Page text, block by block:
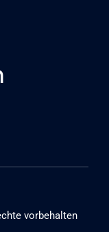
vorbehalten